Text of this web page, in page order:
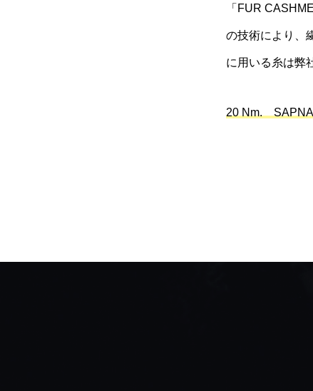
「FUR
の技術により、
に用いる糸は弊
20 Nm.